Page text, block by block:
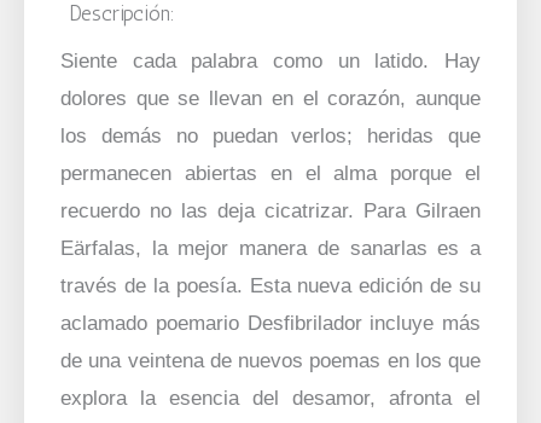
Descripción:
Siente cada palabra como un latido. Hay
dolores que se llevan en el corazón, aunque
los demás no puedan verlos; heridas que
permanecen abiertas en el alma porque el
recuerdo no las deja cicatrizar. Para Gilraen
Eärfalas, la mejor manera de sanarlas es a
través de la poesía. Esta nueva edición de su
aclamado poemario Desfibrilador incluye más
de una veintena de nuevos poemas en los que
explora la esencia del desamor, afronta el